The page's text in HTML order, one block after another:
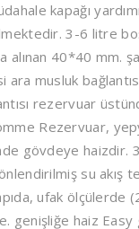
kapağı
3-6 litre
alınan 40*40 mm.
ara musluk
rezervuar
Rezervuar,
gövdeye haizdir.
su akış
ufak ölçülerde
genişliğe haiz